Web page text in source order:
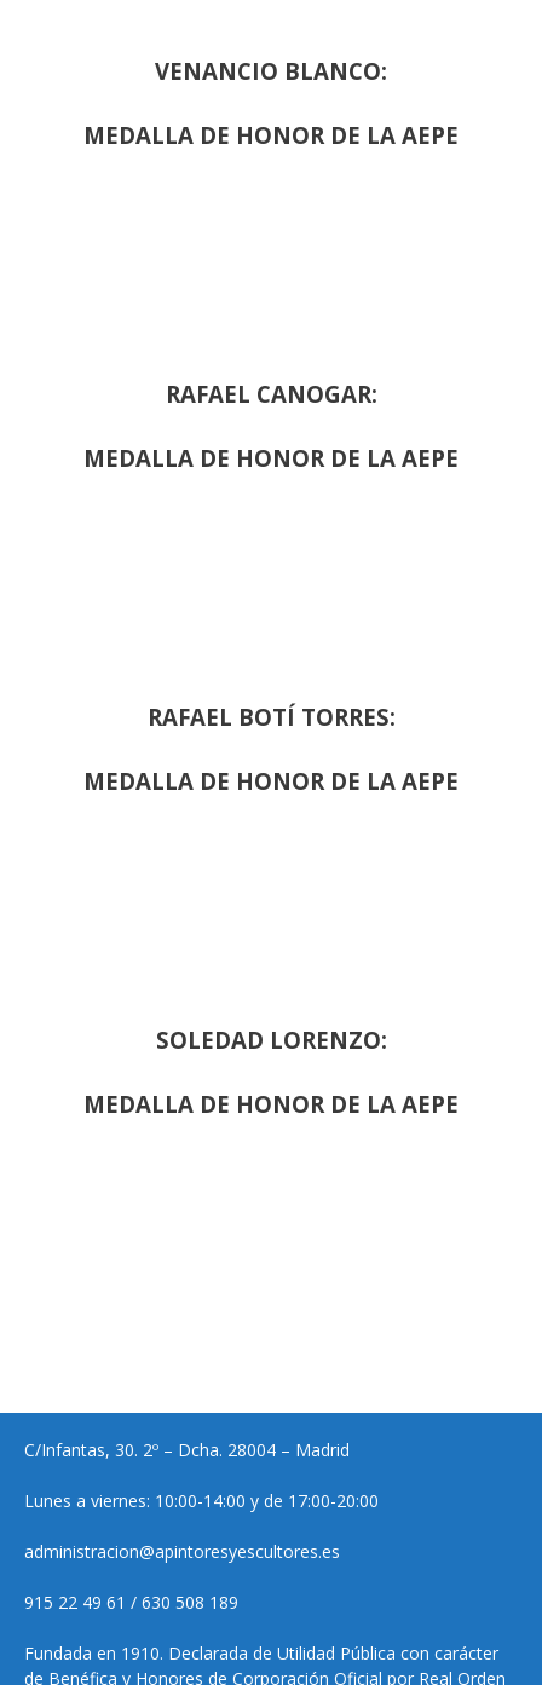
VENANCIO BLANCO:
MEDALLA DE HONOR DE LA AEPE
RAFAEL CANOGAR:
MEDALLA DE HONOR DE LA AEPE
RAFAEL BOTÍ TORRES:
MEDALLA DE HONOR DE LA AEPE
SOLEDAD LORENZO:
MEDALLA DE HONOR DE LA AEPE
C/Infantas, 30. 2º – Dcha. 28004 – Madrid
Lunes a viernes: 10:00-14:00 y de 17:00-20:00
administracion@apintoresyescultores.es
915 22 49 61 / 630 508 189
Fundada en 1910. Declarada de Utilidad Pública con carácter
de Benéfica y Honores de Corporación Oficial por Real Orden